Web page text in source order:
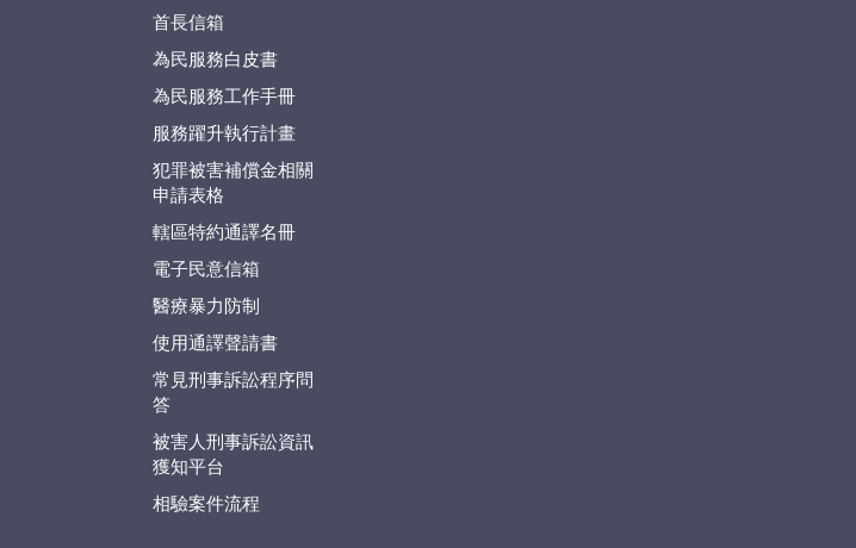
首長信箱
為民服務白皮書
為民服務工作手冊
服務躍升執行計畫
犯罪被害補償金相關
申請表格
轄區特約通譯名冊
電子民意信箱
醫療暴力防制
使用通譯聲請書
常見刑事訴訟程序問
答
被害人刑事訴訟資訊
獲知平台
相驗案件流程